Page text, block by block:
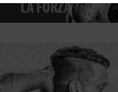
LA FORZA